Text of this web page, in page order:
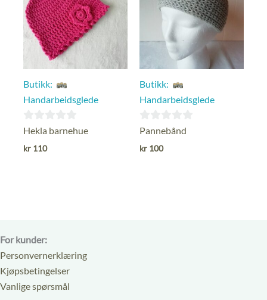
Butikk:
Handarbeidsglede
0
ut
Hekla barnehue
kr 110
Butikk:
Handarbeidsglede
0
ut
Pannebånd
kr 100
For kunder:
Personvernerklæring
Kjøpsbetingelser
Vanlige spørsmål